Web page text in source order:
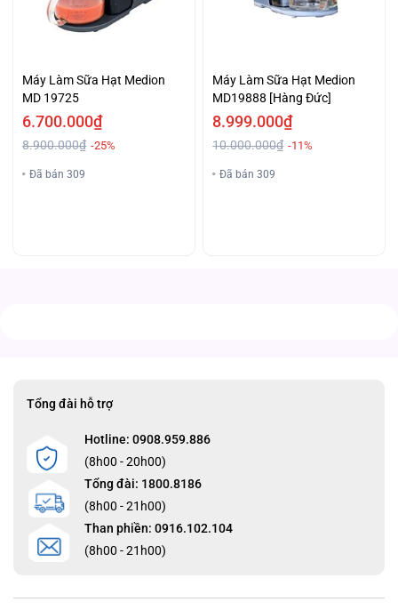
Máy Làm Sữa Hạt Medion
MD 19725
6.700.000₫
8.900.000₫ -25%
Đã bán 309
Máy Làm Sữa Hạt Medion
MD19888 [Hàng Đức]
8.999.000₫
10.000.000₫ -11%
Đã bán 309
Tổng đài hỗ trợ
Hotline: 0908.959.886
(8h00 - 20h00)
Tổng đài: 1800.8186
(8h00 - 21h00)
Than phiền: 0916.102.104
(8h00 - 21h00)